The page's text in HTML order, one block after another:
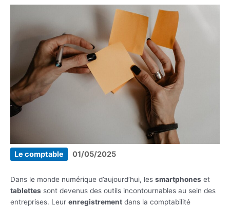
Le comptable 01/05/2025
Dans le monde numérique d’aujourd’hui, les smartphones et
tablettes sont devenus des outils incontournables au sein des
entreprises. Leur enregistrement dans la comptabilité